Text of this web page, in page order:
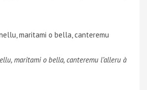
maritami o bella, canteremu
maritami o bella, canteremu l’alleru à